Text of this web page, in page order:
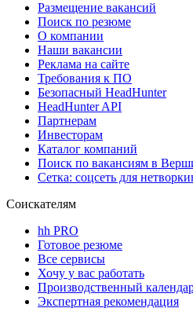
Размещение вакансий
Поиск по резюме
О компании
Наши вакансии
Реклама на сайте
Требования к ПО
Безопасный HeadHunter
HeadHunter API
Партнерам
Инвесторам
Каталог компаний
Поиск по вакансиям в
Сетка: соцсеть для
Соискателям
hh PRO
Готовое резюме
Все сервисы
Хочу у вас работать
Производственный
Экспертная рекомендация